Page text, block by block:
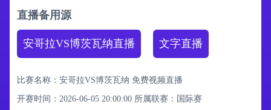
直播备用源
安哥拉VS博茨瓦纳直播 文字直播
比赛名称：安哥拉VS博茨瓦纳 免费视频直播
开赛时间：2026-06-05 20:00:00 所属联赛： 国际赛